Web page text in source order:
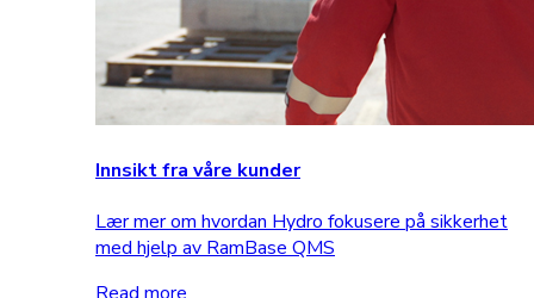
Innsikt fra våre kunder
Lær mer om hvordan Hydro fokusere på sikkerhet
med hjelp av RamBase QMS